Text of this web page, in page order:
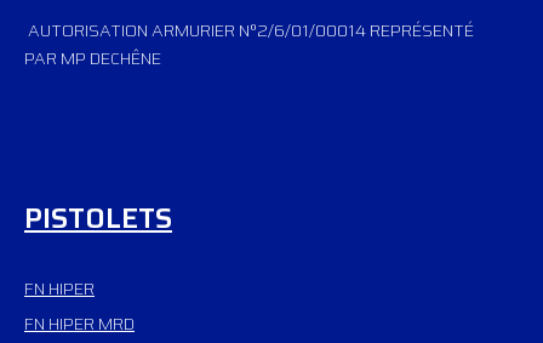
AUTORISATION ARMURIER N°2/6/01/00014 REPRÉSENTÉ
PAR MP DECHÊNE
PISTOLETS
FN HIPER
FN HIPER MRD